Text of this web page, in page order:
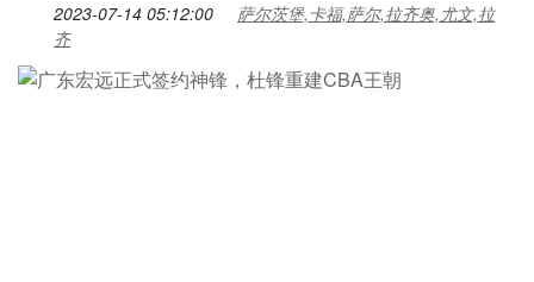
2023-07-14 05:12:00
萨尔茨堡,卡福,萨尔,拉齐奥,尤文,拉
齐